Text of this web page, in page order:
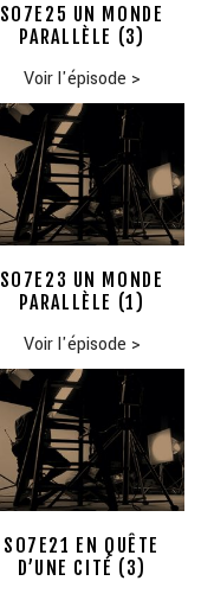
S07E25 UN MONDE
PARALLÈLE (3)
Voir l'épisode >
S07E23 UN MONDE
PARALLÈLE (1)
Voir l'épisode >
S07E21 EN QUÊTE
D’UNE CITÉ (3)